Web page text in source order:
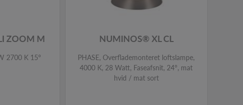
ZOOM M
2700 K 15°
NUMINOS® XL CL
PHASE, Overflademonteret loftslampe,
4000 K, 28 Watt, Faseafsnit, 24°, mat
hvid / mat sort